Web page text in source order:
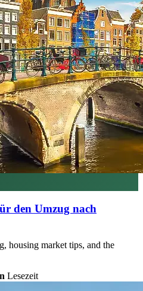
den Umzug nach
housing market tips, and the
Lesezeit